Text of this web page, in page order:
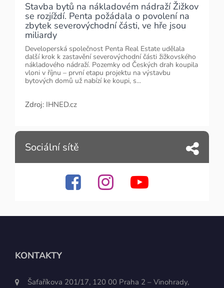
Stavba bytů na nákladovém nádraží Žižkov
se rozjíždí. Penta požádala o povolení na
zbytek severovýchodní části, ve hře jsou
miliardy
Developerská společnost Penta Real Estate udělala
další krok k zastavění severovýchodní části žižkovského
nákladového nádraží. Pozemky od Českých drah koupila
vloni v říjnu – první etapu projektu na výstavbu
bytových domů už nabízí ke koupi, s...
Zdroj: IHNED.cz
Sociální sítě
KONTAKTY
Šafaříkova 201/17, 120 00 Praha 2 – Vinohrady,